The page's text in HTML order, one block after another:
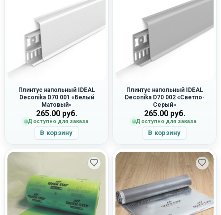
Плинтус напольный IDEAL
Deconika D70 001 «Белый
Матовый»
265.00руб.
Доступно для заказа
В корзину
Плинтус напольный IDEAL
Deconika D70 002 «Светло-
Серый»
265.00руб.
Доступно для заказа
В корзину